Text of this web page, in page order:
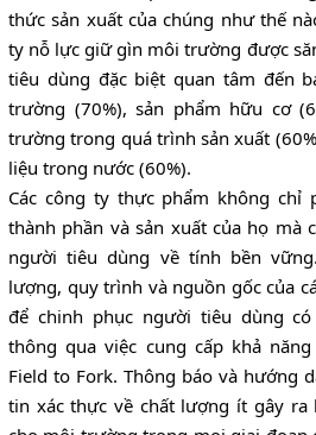
thức sản xuất của chúng như thế
ty nỗ lực giữ gìn môi trường được
tiêu dùng đặc biệt quan tâm đến
trường (70%), sản phẩm hữu cơ
trường trong quá trình sản xuất
liệu trong nước (60%).
Các công ty thực phẩm không chỉ
thành phần và sản xuất của họ mà
người tiêu dùng về tính bền
lượng, quy trình và nguồn gốc của
để chinh phục người tiêu dùng
thông qua việc cung cấp khả
Field to Fork. Thông báo và hướng
tin xác thực về chất lượng ít gây ra